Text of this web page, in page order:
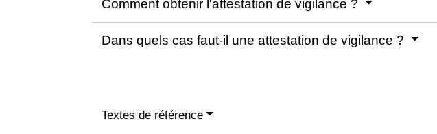
Comment obtenir l'attestation de vigilance ?
Dans quels cas faut-il une attestation de vigilance ?
Textes de référence